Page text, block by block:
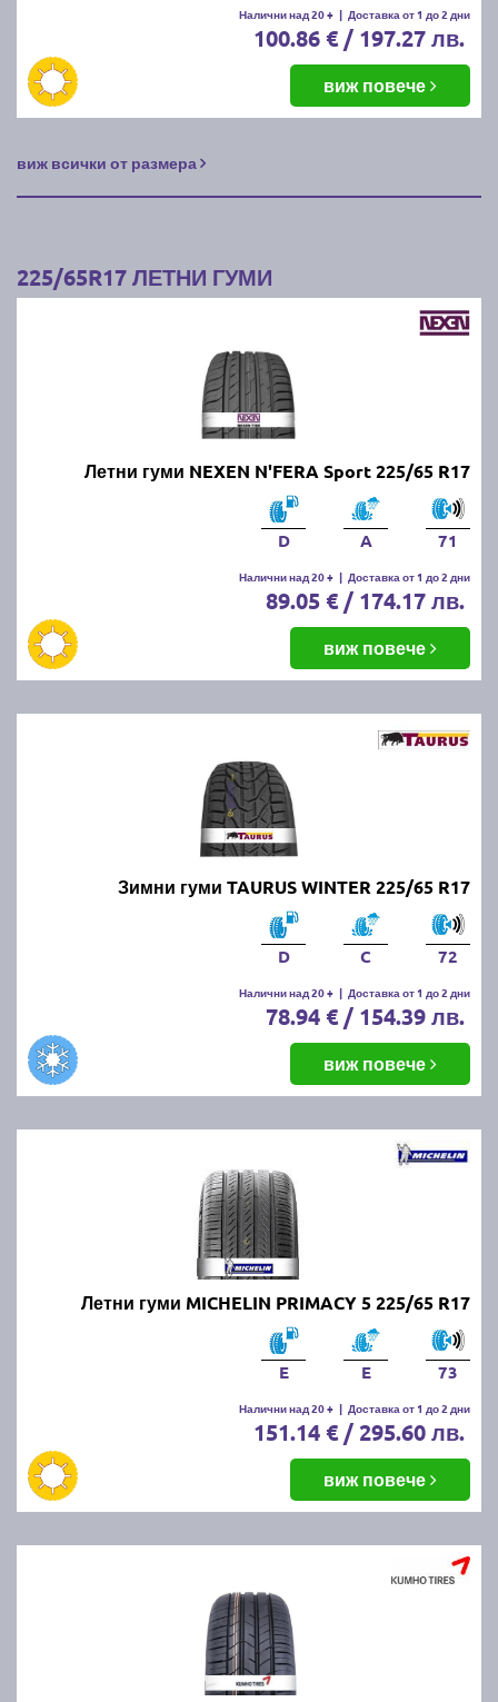
Налични над 20 + | Доставка от 1 до 2 дни
100.86 € / 197.27 лв.
виж повече
виж всички от размера
225/65R17 ЛЕТНИ ГУМИ
Летни гуми NEXEN N'FERA Sport 225/65 R17
D A 71
Налични над 20 + | Доставка от 1 до 2 дни
89.05 € / 174.17 лв.
виж повече
Зимни гуми TAURUS WINTER 225/65 R17
D C 72
Налични над 20 + | Доставка от 1 до 2 дни
78.94 € / 154.39 лв.
виж повече
Летни гуми MICHELIN PRIMACY 5 225/65 R17
E E 73
Налични над 20 + | Доставка от 1 до 2 дни
151.14 € / 295.60 лв.
виж повече